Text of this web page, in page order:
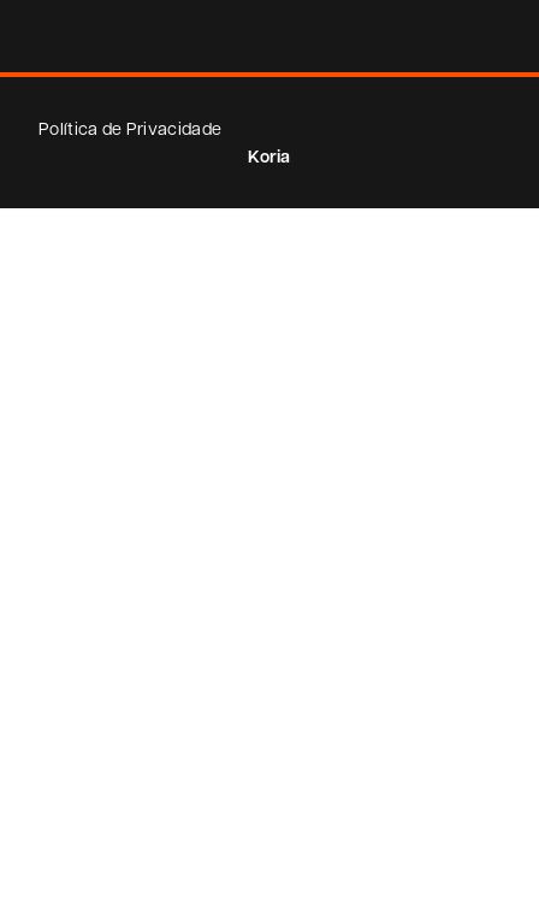
Política de Privacidade
Koria